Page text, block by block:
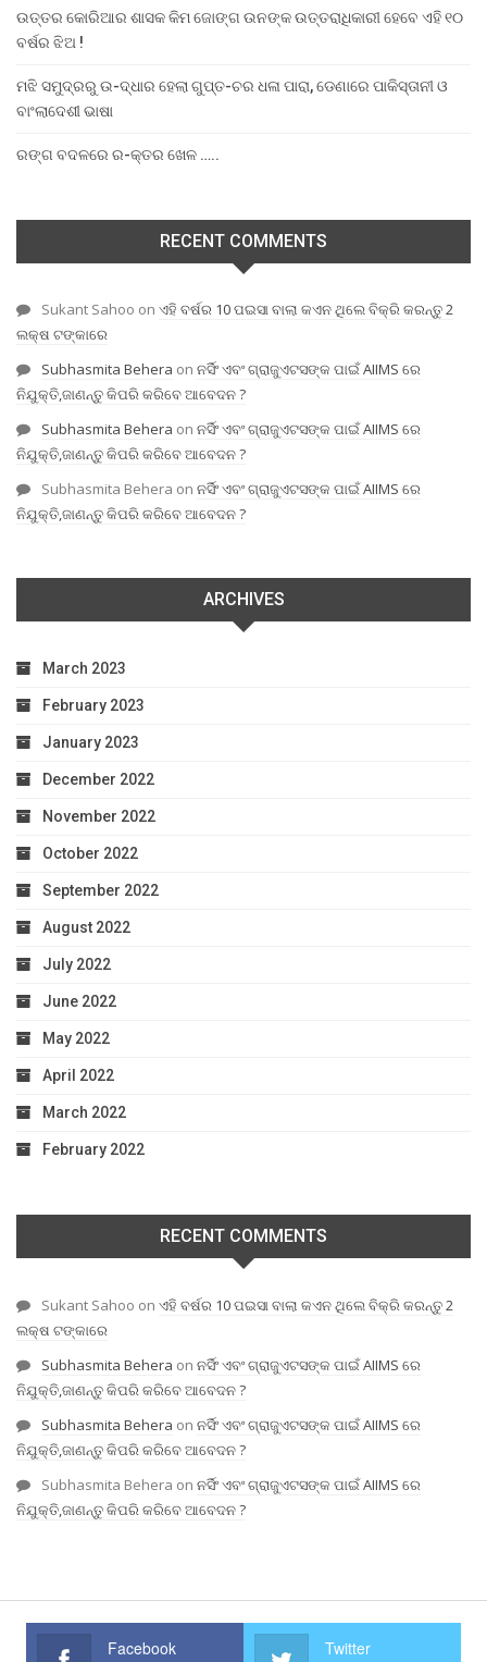
ଉତ୍ତର କୋରିଆର ଶାସକ କିମ ଜୋଙ୍ଗ ଉନଙ୍କ ଉତ୍ତରାଧିକାରୀ ହେବେ ଏହି ୧୦
ବର୍ଷର ଝିଅ !
ମଝି ସମୁଦ୍ରରୁ ଉ-ଦ୍ଧାର ହେଲା ଗୁପ୍ତ-ଚର ଧଳା ପାରା, ଡେଣାରେ ପାକିସ୍ତାନୀ ଓ
ବାଂଲାଦେଶୀ ଭାଷା
ରଙ୍ଗ ବଦଳରେ ର-କ୍ତର ଖେଳ …..
RECENT COMMENTS
Sukant Sahoo on ଏହି ବର୍ଷର 10 ପଇସା ବାଲା କଏନ ଥିଲେ ବିକ୍ରି କରନ୍ତୁ 2
ଲକ୍ଷ ଟଙ୍କାରେ
Subhasmita Behera on ନର୍ସିଂ ଏବଂ ଗ୍ରାଜୁଏଟସଙ୍କ ପାଇଁ AIIMS ରେ
ନିଯୁକ୍ତି,ଜାଣନ୍ତୁ କିପରି କରିବେ ଆବେଦନ ?
Subhasmita Behera on ନର୍ସିଂ ଏବଂ ଗ୍ରାଜୁଏଟସଙ୍କ ପାଇଁ AIIMS ରେ
ନିଯୁକ୍ତି,ଜାଣନ୍ତୁ କିପରି କରିବେ ଆବେଦନ ?
Subhasmita Behera on ନର୍ସିଂ ଏବଂ ଗ୍ରାଜୁଏଟସଙ୍କ ପାଇଁ AIIMS ରେ
ନିଯୁକ୍ତି,ଜାଣନ୍ତୁ କିପରି କରିବେ ଆବେଦନ ?
ARCHIVES
March 2023
February 2023
January 2023
December 2022
November 2022
October 2022
September 2022
August 2022
July 2022
June 2022
May 2022
April 2022
March 2022
February 2022
RECENT COMMENTS
Sukant Sahoo on ଏହି ବର୍ଷର 10 ପଇସା ବାଲା କଏନ ଥିଲେ ବିକ୍ରି କରନ୍ତୁ 2
ଲକ୍ଷ ଟଙ୍କାରେ
Subhasmita Behera on ନର୍ସିଂ ଏବଂ ଗ୍ରାଜୁଏଟସଙ୍କ ପାଇଁ AIIMS ରେ
ନିଯୁକ୍ତି,ଜାଣନ୍ତୁ କିପରି କରିବେ ଆବେଦନ ?
Subhasmita Behera on ନର୍ସିଂ ଏବଂ ଗ୍ରାଜୁଏଟସଙ୍କ ପାଇଁ AIIMS ରେ
ନିଯୁକ୍ତି,ଜାଣନ୍ତୁ କିପରି କରିବେ ଆବେଦନ ?
Subhasmita Behera on ନର୍ସିଂ ଏବଂ ଗ୍ରାଜୁଏଟସଙ୍କ ପାଇଁ AIIMS ରେ
ନିଯୁକ୍ତି,ଜାଣନ୍ତୁ କିପରି କରିବେ ଆବେଦନ ?
Facebook Twitter